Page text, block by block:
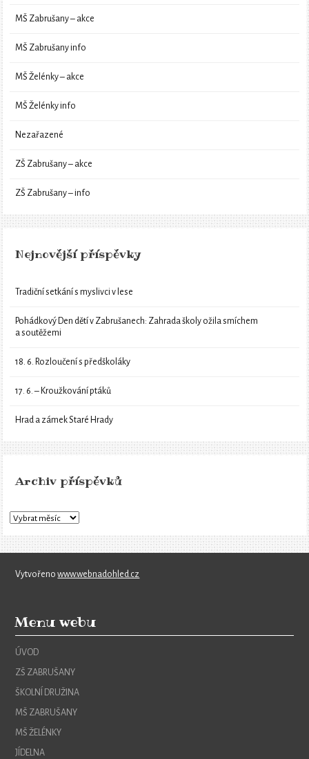
MŠ Zabrušany – akce
MŠ Zabrušany info
MŠ Želénky – akce
MŠ Želénky info
Nezařazené
ZŠ Zabrušany – akce
ZŠ Zabrušany – info
Nejnovější příspěvky
Tradiční setkání s myslivci v lese
Pohádkový Den dětí v Zabrušanech: Zahrada školy ožila smíchem
a soutěžemi
18. 6. Rozloučení s předškoláky
17. 6. – Kroužkování ptáků
Hrad a zámek Staré Hrady
Archiv příspěvků
Vytvořenowww.webnadohled.cz
Menu webu
ÚVOD
ZŠ ZABRUŠANY
ŠKOLNÍ DRUŽINA
MŠ ZABRUŠANY
MŠ ŽELÉNKY
JÍDELNA